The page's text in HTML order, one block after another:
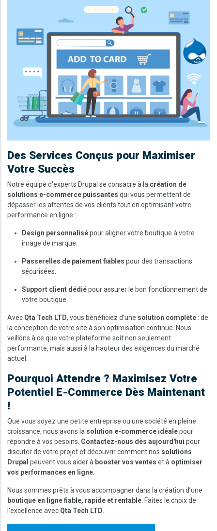
Des Services Conçus pour Maximiser
Votre Succès
Notre équipe d'experts Drupal se consacre à la création de
solutions e-commerce puissantes qui vous permettent de
dépasser les attentes de vos clients tout en optimisant votre
performance en ligne :
Design personnalisépour aligner votre boutique à votre
image de marque.
Passerelles de paiement fiables pour des transactions
sécurisées.
Support client dédiépour assurer le bon fonctionnement de
votre boutique.
Avec Qta Tech LTD, vous bénéficiez d’une solution complète : de
la conception de votre site à son optimisation continue. Nous
veillons à ce que votre plateforme soit non seulement
performante, mais aussi à la hauteur des exigences du marché
actuel.
Pourquoi Attendre ? Maximisez Votre
Potentiel E-Commerce Dès Maintenant
!
Que vous soyez une petite entreprise ou une société en pleine
croissance, nous avons la solution e-commerce idéalepour
répondre à vos besoins. Contactez-nous dès aujourd'hui pour
discuter de votre projet et découvrir comment nos solutions
Drupal peuvent vous aider à booster vos ventes et à optimiser
vos performances en ligne
Nous sommes prêts à vous accompagner dans la création d’une
boutique en ligne fiable, rapide et rentable . Faites le choix de
l’excellence avec Qta Tech LTD